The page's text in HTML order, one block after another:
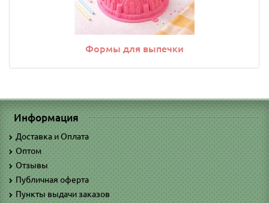
Формы для выпечки
Информация
Доставка и Оплата
Оптом
Отзывы
Публичная оферта
Пункты выдачи заказов